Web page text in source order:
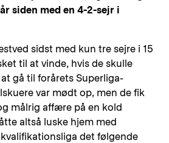
siden med en 4-2-sejr i
sidst med kun tre sejre i 15
til at vinde, hvis de skulle
gå til forårets Superliga-
var mødt op, men de fik
målrig affære på en kold
altså luske hjem med
det følgende